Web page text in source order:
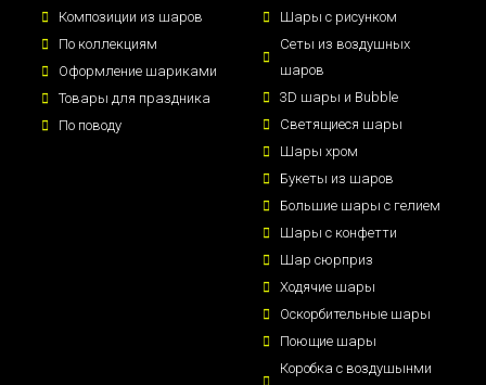
Композиции из шаров
По коллекциям
Оформление шариками
Товары для праздника
По поводу
Шары с рисунком
Сеты из воздушных
шаров
3D шары и Bubble
Светящиеся шары
Шары хром
Букеты из шаров
Большие шары с гелием
Шары с конфетти
Шар сюрприз
Ходячие шары
Оскорбительные шары
Поющие шары
Коробка с воздушынми